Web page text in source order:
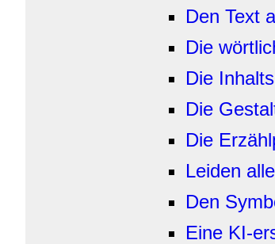
Den Text
Die
Die
Die
Die
Leiden
Den
Eine KI-